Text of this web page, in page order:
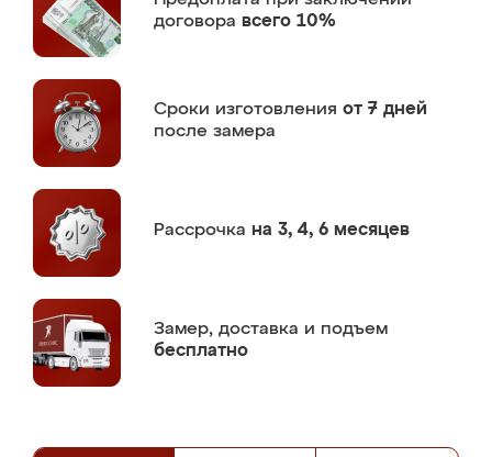
договора всего 10%
Сроки изготовления от 7 дней
после замера
Рассрочка на 3, 4, 6 месяцев
Замер, доставка и подъем
бесплатно